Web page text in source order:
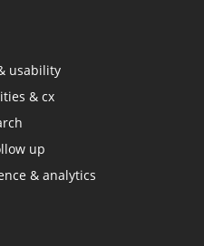
usability
& cx
up
& analytics